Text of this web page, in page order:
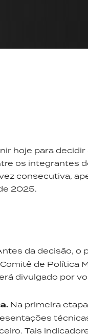
hoje para decidir
os integrantes
consecutiva,
2025.
da decisão, o
de Política
divulgado por
Na primeira
Tais